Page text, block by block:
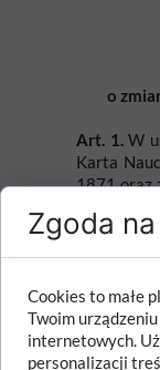
o
Art. 1. W
Karta
1871 oraz
można
Zgoda
Cookies to małe
Twoim
internetowych.
personalizacji